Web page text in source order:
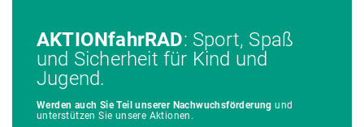
AKTIONfahrRAD: Sport, Spaß
und Sicherheit für Kind und
Jugend.
Werden auch Sie Teil unserer Nachwuchsförderung und
unterstützen Sie unsere Aktionen.